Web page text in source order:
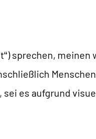
Testen
sprechen,
es aufgrund